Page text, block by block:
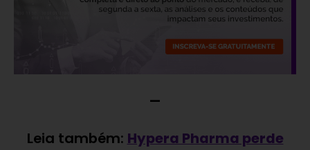
—
Leia também: Hypera Pharma perde